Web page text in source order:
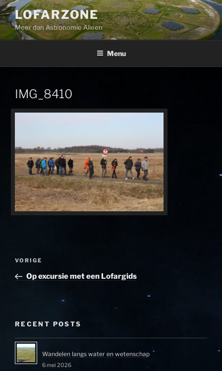
Ga
naar
de
inhoud
LOFARZONE
Meer dan Astronomie Alleen
Menu
IMG_8410
Bericht
Vorig
bericht
VORIGE
Op excursie met een Lofargids
RECENT POSTS
Wandelen langs water en wetenschap
6 mei 2026